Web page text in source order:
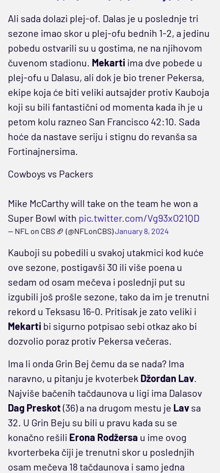
Ali sada dolazi plej-of. Dalas je u poslednje tri
sezone imao skor u plej-ofu bednih 1-2, a jedinu
pobedu ostvarili su u gostima, ne na njihovom
čuvenom stadionu. Mekarti ima dve pobede u
plej-ofu u Dalasu, ali dok je bio trener Pekersa,
ekipe koja će biti veliki autsajder protiv Kauboja
koji su bili fantastični od momenta kada ih je u
petom kolu razneo San Francisco 42:10. Sada
hoće da nastave seriju i stignu do revanša sa
Fortinajnersima.
Cowboys vs Packers
Mike McCarthy will take on the team he won a
Super Bowl with pic.twitter.com/Vg93xO21QD
— NFL on CBS 🏈 (@NFLonCBS)January 8, 2024
Kauboji su pobedili u svakoj utakmici kod kuće
ove sezone, postigavši ​​30 ili više poena u
sedam od osam mečeva i poslednji put su
izgubili još prošle sezone, tako da im je trenutni
rekord u Teksasu 16-0. Pritisak je zato veliki i
Mekarti bi sigurno potpisao sebi otkaz ako bi
dozvolio poraz protiv Pekersa večeras.
Ima li onda Grin Bej čemu da se nada? Ima
naravno, u pitanju je kvoterbek Džordan Lav.
Najviše bačenih tačdaunova u ligi ima Dalasov
Dag Preskot (36) a na drugom mestu je Lav sa
32. U Grin Beju su bili u pravu kada su se
konačno rešili Erona Rodžersa u ime ovog
kvorterbeka čiji je trenutni skor u poslednjih
osam mečeva 18 tačdaunova i samo jedna